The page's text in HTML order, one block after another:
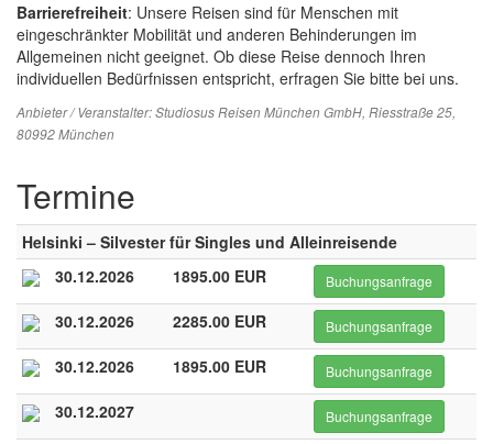
Barrierefreiheit: Unsere Reisen sind für Menschen mit
eingeschränkter Mobilität und anderen Behinderungen im
Allgemeinen nicht geeignet. Ob diese Reise dennoch Ihren
individuellen Bedürfnissen entspricht, erfragen Sie bitte bei uns.
Anbieter / Veranstalter:Studiosus Reisen München GmbH, Riesstraße 25,
80992 München
Termine
Helsinki – Silvester für Singles und Alleinreisende
30.12.2026
1895.00 EUR Buchungsanfrage
30.12.2026 2285.00 EUR Buchungsanfrage
30.12.2026 1895.00 EUR Buchungsanfrage
30.12.2027 Buchungsanfrage